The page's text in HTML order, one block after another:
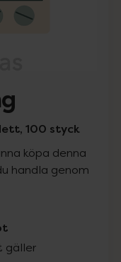
100 styck
köpa denna
handla genom
gäller